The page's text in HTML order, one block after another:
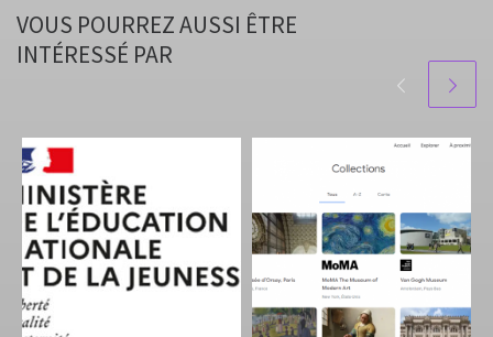
VOUS POURREZ AUSSI ÊTRE
INTÉRESSÉ PAR